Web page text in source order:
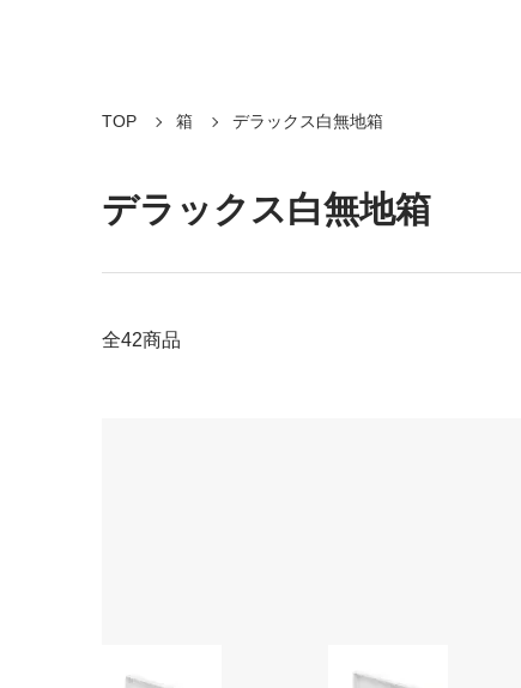
TOP 箱 デラックス白無地箱
デラックス白無地箱
全42商品